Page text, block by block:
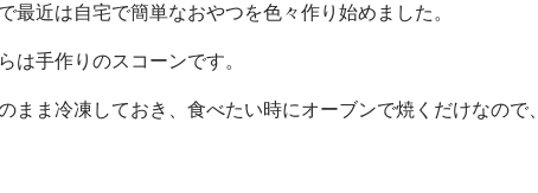
最近は自宅で簡単なおやつを色々作り始めました。
は手作りのスコーンです。
まま冷凍しておき、食べたい時にオーブンで焼くだけなので